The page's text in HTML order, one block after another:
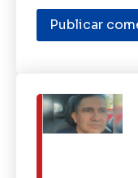
ÚLTIMAS
NOTÍCIAS